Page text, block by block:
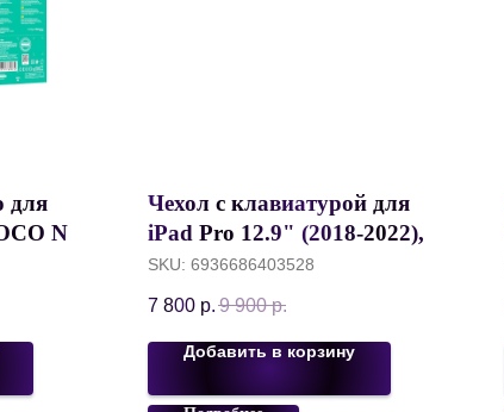
для
N22
Чехол с клавиатурой для
iPad Pro 12.9" (2018-2022),
WiWU Mag Touch Keyboard
Case, Черный
SKU: 6936686403528
7 800 р. 9 900 р.
Добавить в корзину